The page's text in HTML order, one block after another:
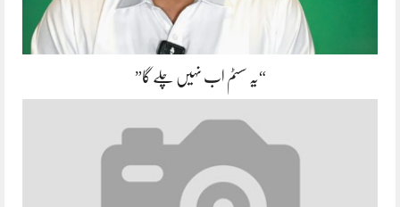
“یہ سسٹم اب نہیں چلے گا”